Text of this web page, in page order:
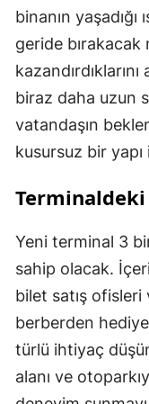
binanın yaşadığı
geride
biraz daha uzun
vatandaşın
kusursuz bir
Yeni terminal 3
sahip olacak.
bilet satış ofisleri
berberden
türlü ihtiyaç
alanı ve